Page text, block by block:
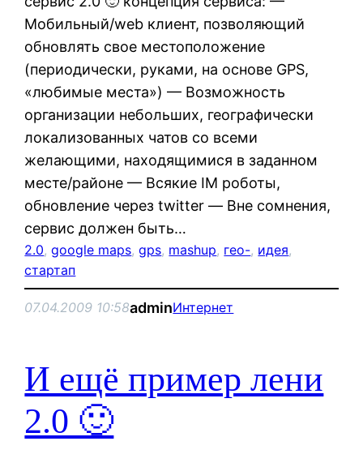
Мобильный/web клиент, позволяющий
обновлять свое местоположение
(периодически, руками, на основе GPS,
«любимые места») — Возможность
организации небольших, географически
локализованных чатов со всеми
желающими, находящимися в заданном
месте/районе — Всякие IM роботы,
обновление через twitter — Вне сомнения,
сервис должен быть…
2.0, google maps, gps, mashup, гео-, идея
стартап
07.04.2009 10:58adminИнтернет
И ещё пример лени
2.0 🙂